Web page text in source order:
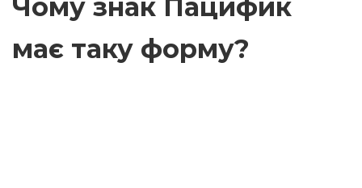
Чому знак Пацифик
має таку форму?